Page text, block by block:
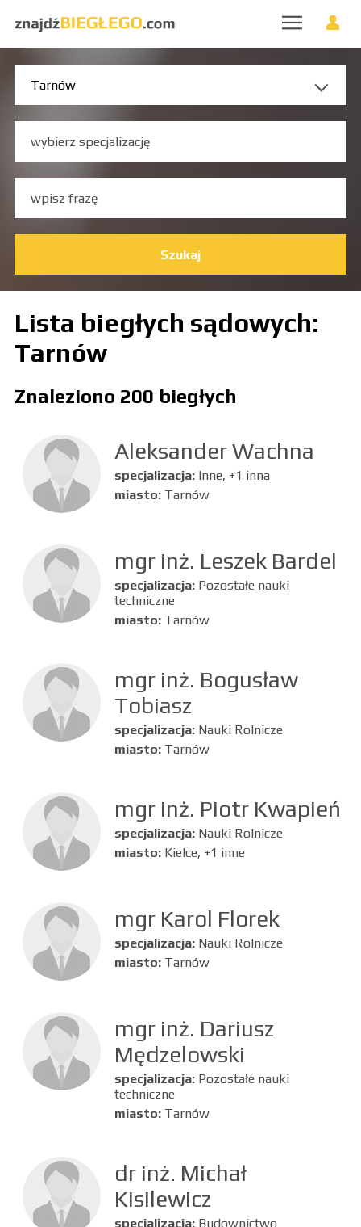
Szukaj
Lista biegłych sądowych:
Tarnów
Znaleziono 200 biegłych
Aleksander Wachna
specjalizacja: Inne, +1 inna
miasto: Tarnów
mgr inż. Leszek Bardel
specjalizacja: Pozostałe nauki
techniczne
miasto: Tarnów
mgr inż. Bogusław
Tobiasz
specjalizacja: Nauki Rolnicze
miasto: Tarnów
mgr inż. Piotr Kwapień
specjalizacja: Nauki Rolnicze
miasto: Kielce, +1 inne
mgr Karol Florek
specjalizacja: Nauki Rolnicze
miasto: Tarnów
mgr inż. Dariusz
Mędzelowski
specjalizacja: Pozostałe nauki
techniczne
miasto: Tarnów
dr inż. Michał
Kisilewicz
specjalizacja: Budownictwo